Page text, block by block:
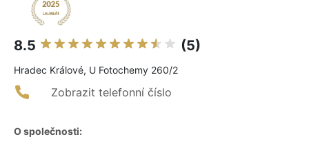
8.5 (5)
Hradec Králové, U Fotochemy 260/2
Zobrazit telefonní číslo
O společnosti: